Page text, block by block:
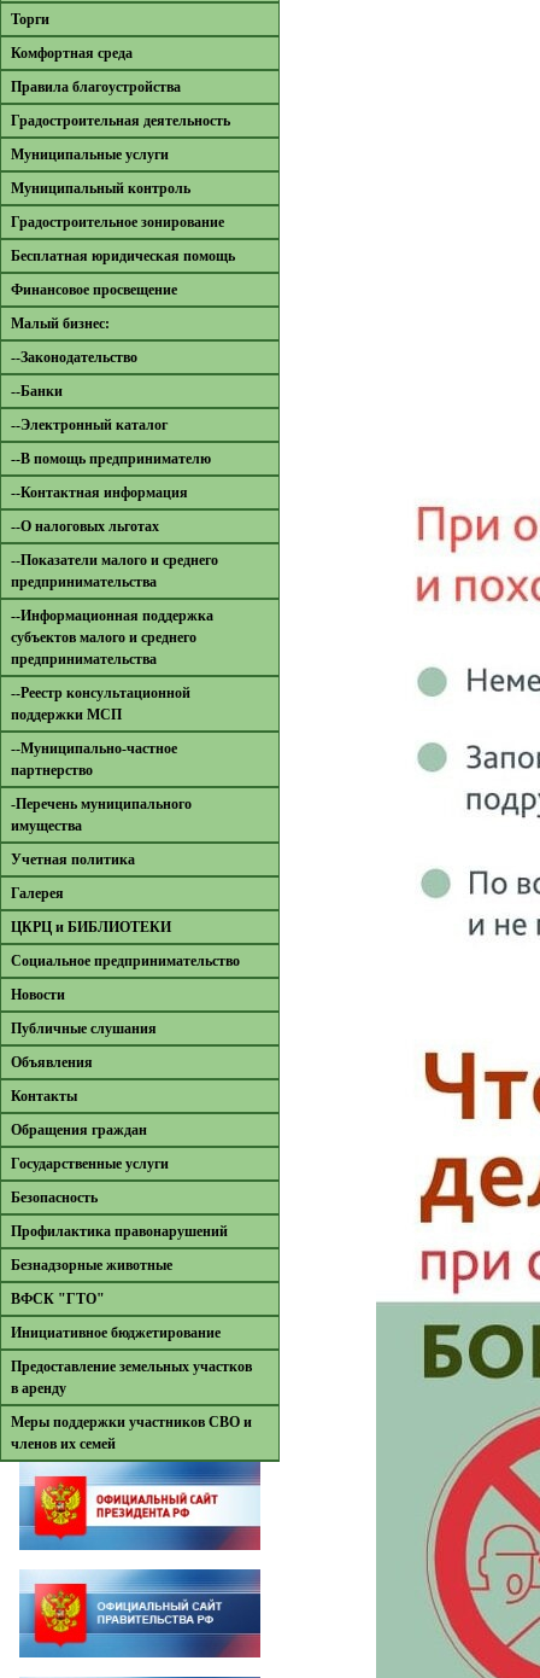
Торги
Комфортная среда
Правила благоустройства
Градостроительная деятельность
Муниципальные услуги
Муниципальный контроль
Градостроительное зонирование
Бесплатная юридическая помощь
Финансовое просвещение
Малый бизнес:
--Законодательство
--Банки
--Электронный каталог
--В помощь предпринимателю
--Контактная информация
--О налоговых льготах
--Показатели малого и среднего
предпринимательства
--Информационная поддержка
субъектов малого и среднего
предпринимательства
--Реестр консультационной
поддержки МСП
--Муниципально-частное
партнерство
-Перечень муниципального
имущества
Учетная политика
Галерея
ЦКРЦ и БИБЛИОТЕКИ
Социальное предпринимательство
Новости
Публичные слушания
Объявления
Контакты
Обращения граждан
Государственные услуги
Безопасность
Профилактика правонарушений
Безнадзорные животные
ВФСК "ГТО"
Инициативное бюджетирование
Предоставление земельных участков
в аренду
Меры поддержки участников СВО и
членов их семей